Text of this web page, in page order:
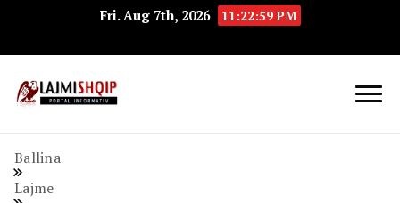
Fri. Aug 7th, 2026 11:23:00 PM
Ballina
Lajme